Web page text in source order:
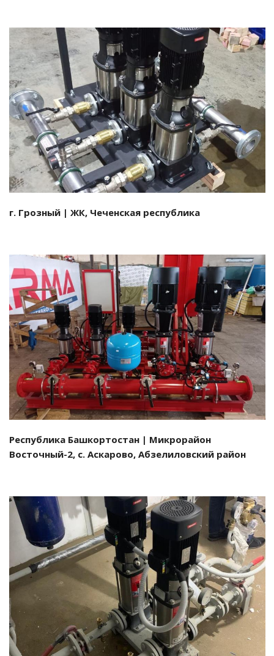
Смотреть проект
г. Грозный | ЖК, Чеченская республика
Смотреть проект
Республика Башкортостан | Микрорайон
Восточный-2, с. Аскарово, Абзелиловский район
Смотреть проект